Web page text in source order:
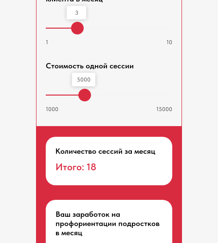
Ваш заработок на
профориентации подростков
в месяц
Количество сессий за месяц
Итого: 18
3
1 10
Стоимость одной сессии
5000
1000 15000